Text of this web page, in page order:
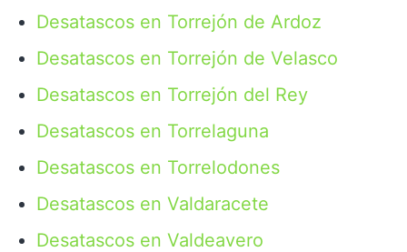
Desatascos en Torrejón de Ardoz
Desatascos en Torrejón de Velasco
Desatascos en Torrejón del Rey
Desatascos en Torrelaguna
Desatascos en Torrelodones
Desatascos en Valdaracete
Desatascos en Valdeavero